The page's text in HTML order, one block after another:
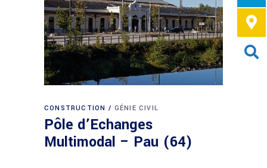
CONSTRUCTION GÉNIE CIVIL
Pôle d’Echanges
Multimodal – Pau (64)